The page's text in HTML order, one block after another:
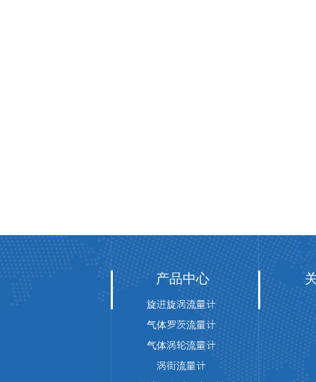
产品中心
旋进旋涡流量计
气体罗茨流量计
气体涡轮流量计
涡街流量计